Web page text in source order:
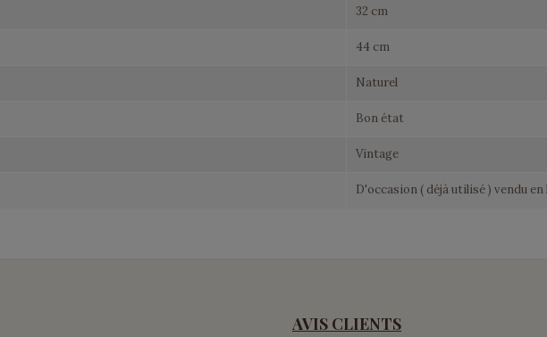
32 cm
44 cm
Naturel
Bon état
Vintage
D'occasion ( déjà utilisé ) vendu
AVIS CLIENTS